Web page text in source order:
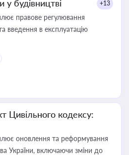
у будівництві +13
правове регулювання
введення в експлуатацію
Цивільного кодексу:
оновлення та реформування
України, включаючи зміни до